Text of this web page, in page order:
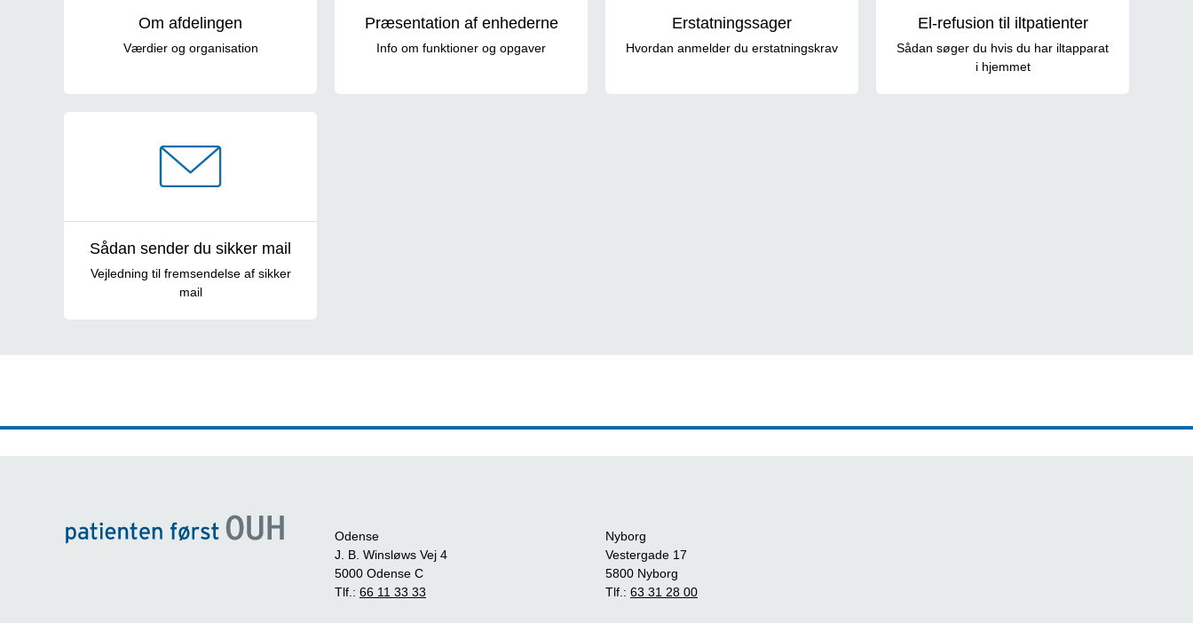
Om afdelingen
Værdier og organisation
Præsentation af enhederne
Info om funktioner og opgaver
Erstatningssager
Hvordan anmelder du erstatningskrav
El-refusion til iltpatienter
Sådan søger du hvis du har iltapparat
i hjemmet
Sådan sender du sikker mail
Vejledning til fremsendelse af sikker
mail
Odense
J. B. Winsløws Vej 4
5000 Odense C
Tlf.: 66 11 33 33
Nyborg
Vestergade 17
5800 Nyborg
Tlf.: 63 31 28 00